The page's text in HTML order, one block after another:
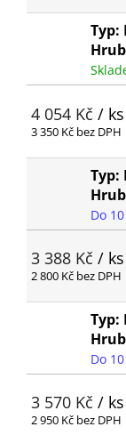
Typ:
4 054 Kč / ks
3 350 Kč bez DPH
Typ:
Do
3 388 Kč / ks
2 800 Kč bez DPH
Typ:
Do
3 570 Kč / ks
2 950 Kč bez DPH